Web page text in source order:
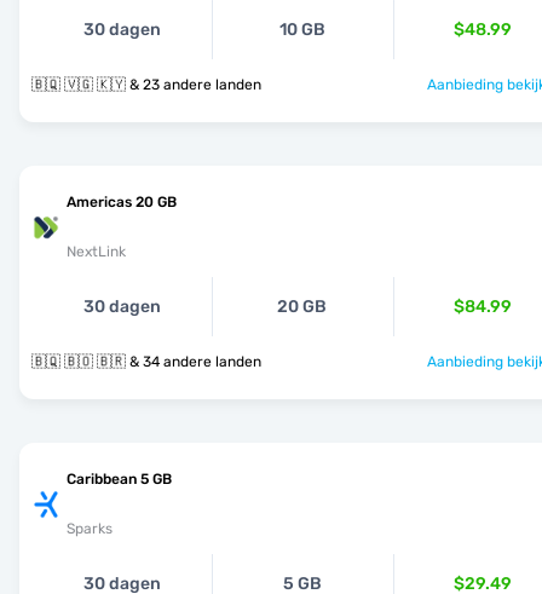
30 dagen 10 GB $48.99
🇧🇶 🇻🇬 🇰🇾 & 23 andere landen Aanbieding
Americas 20 GB
NextLink
30 dagen 20 GB $84.99
🇧🇶 🇧🇴 🇧🇷 & 34 andere landen Aanbieding
Caribbean 5 GB
Sparks
30 dagen 5 GB $29.49